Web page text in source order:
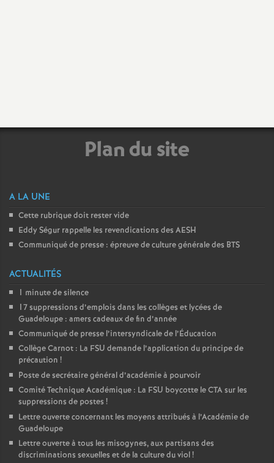
Plan du site
A LA UNE
Cette rubrique doit rester vide
Eddy Ségur rappelle les revendications des AESH
Communiqué de presse : épreuve de culture générale des BTS
ACTUALITÉS
1 minute de silence
17 suppressions d’emplois dans les collèges et lycées de
Guadeloupe : amers cadeaux de fin d’année
Communiqué de presse l’intersyndicale de l’Éducation
Collège Carnot : La FSU demande l’application du principe de
précaution !
Poste de secrétaire général d’académie à pourvoir
Comité Technique Académique : La FSU boycotte le CTA sur les
suppressions de postes !
Lettre ouverte concernant les moyens attribués à l’Académie de
Guadeloupe
Lettre ouverte à tous les misogynes, aux partisans des
discriminations sexuelles et de la culture du viol!